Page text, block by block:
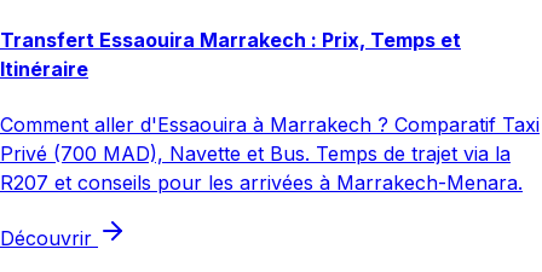
Transfert Essaouira Marrakech : Prix, Temps et
Itinéraire
Comment aller d'Essaouira à Marrakech ? Comparatif Taxi
Privé (700 MAD), Navette et Bus. Temps de trajet via la
R207 et conseils pour les arrivées à Marrakech-Menara.
Découvrir